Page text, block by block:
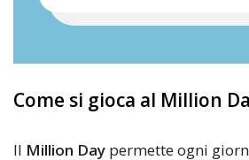
Come si gioca al Million
Il Million Day permette ogni